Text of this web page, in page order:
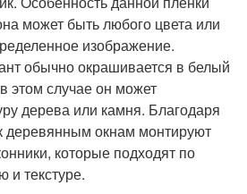
может быть любого цвета или
изображение.
обычно окрашивается в белый
этом случае он может
дерева или камня. Благодаря
деревянным окнам монтируют
которые подходят по
и текстуре.